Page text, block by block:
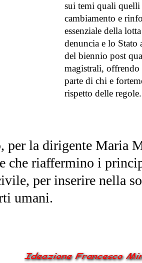
sui temi quali quelli
cambiamento e
essenziale della
denuncia e lo Stato
del biennio post
magistrali, offrendo
parte di chi e
rispetto delle regole.
la dirigente Maria
che riaffermino i
per inserire nella
umani.